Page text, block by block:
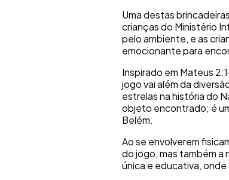
Uma destas
crianças do Ministério
pelo ambiente, e as
emocionante para
Inspirado em Mateus
jogo vai além da
estrelas na história do
objeto encontrado; é
Belém.
Ao se envolverem
do jogo, mas também a
única e educativa,